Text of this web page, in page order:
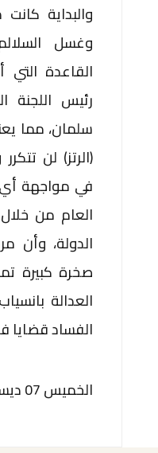
والبداية
وغسل
القاعدة
رئيس اللجنة
سلمان، مما
(الرتز) لن
في مواجهة أي
العام من
الدولة، وأن
صخرة كبيرة
العدالة
الفساد قضايا
الخميس 07 ديسمبر 2017